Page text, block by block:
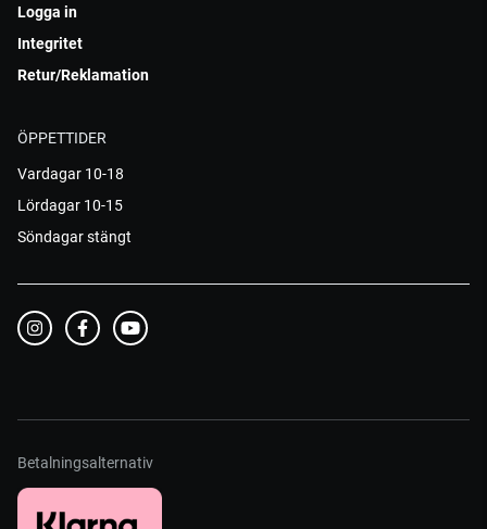
Logga in
Integritet
Retur/Reklamation
ÖPPETTIDER
Vardagar 10-18
Lördagar 10-15
Söndagar stängt
Betalningsalternativ